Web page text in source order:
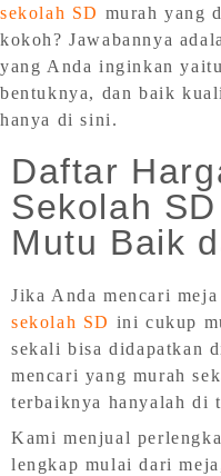
sekolah SD murah yang
kokoh? Jawabannya
yang Anda inginkan
bentuknya, dan baik
hanya di sini.
Daftar
Sekolah
Mutu Baik
Jika Anda mencari
sekolah SD ini cukup
sekali bisa didapatkan
mencari yang murah
terbaiknya hanyalah di
Kami menjual
lengkap mulai dari